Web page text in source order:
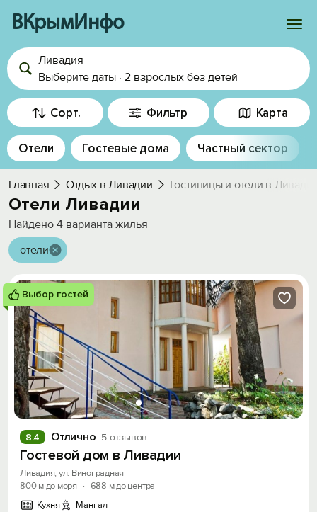
ВКрымИнфо
Войти
Избранное
История просмотра
Добавить свой объект
Ливадия
Выберите даты · 2 взрослых без детей
Сорт. Фильтр Карта
Отели Гостевые дома Частный сектор
Главная Отдых в Ливадии Гостиницы и отели в
Отели Ливадии
Найдено 4 варианта жилья
отели
Выбор гостей
Отлично 5 отзывов
8.4
Гостевой дом в Ливадии
Ливадия, ул. Виноградная
800 м до моря
· 688 м до центра
Кухня
Мангал